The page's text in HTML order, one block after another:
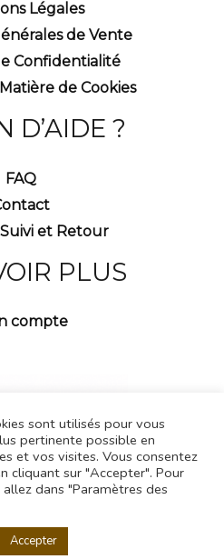
Légales
de Vente
Confidentialité
de Cookies
D’AIDE ?
FAQ
Suivi et Retour
PLUS
compte
Crotesque
sont utilisés pour vous
pertinente possible en
et vos visites. Vous consentez
cliquant sur "Accepter". Pour
dans "Paramètres des
Accepter